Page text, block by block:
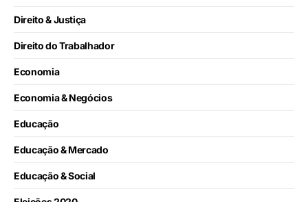
Direito & Justiça
Direito do Trabalhador
Economia
Economia & Negócios
Educação
Educação & Mercado
Educação & Social